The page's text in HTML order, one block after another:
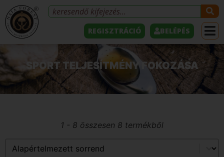
REGISZTRÁCIÓ BELÉPÉS
SPORT TELJESÍTMÉNY FOKOZÁSA
1 - 8 összesen 8 termékből
Product sorting